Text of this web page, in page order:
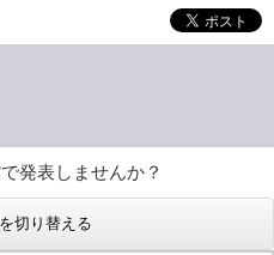
発表しませんか？
切り替える